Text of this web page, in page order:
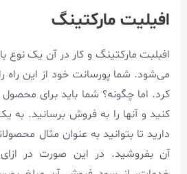
افیلیت مارکتینگ
افبلبت مارکتینگ و کار در آن یک نوع
می‌شود. شما پورسانت خود از این راه
کرد. اما چگونه؟ شما باید برای
کنید و آنها را به فروش برسانید. به
دارید تا بتوانید به عنوان مثال
آن بفروشید. در این صورت در